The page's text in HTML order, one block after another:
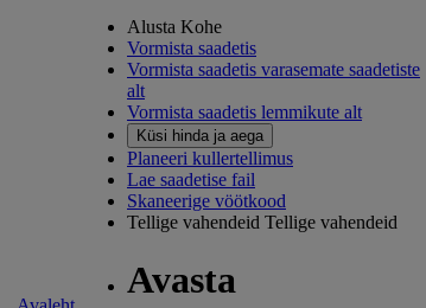
Alusta Kohe
Vormista saadetis
Vormista saadetis varasemate saadetiste
alt
Vormista saadetis lemmikute alt
Küsi hinda ja aega
Planeeri kullertellimus
Lae saadetise fail
Skaneerige vöötkood
Tellige vahendeid Tellige vahendeid
Avasta